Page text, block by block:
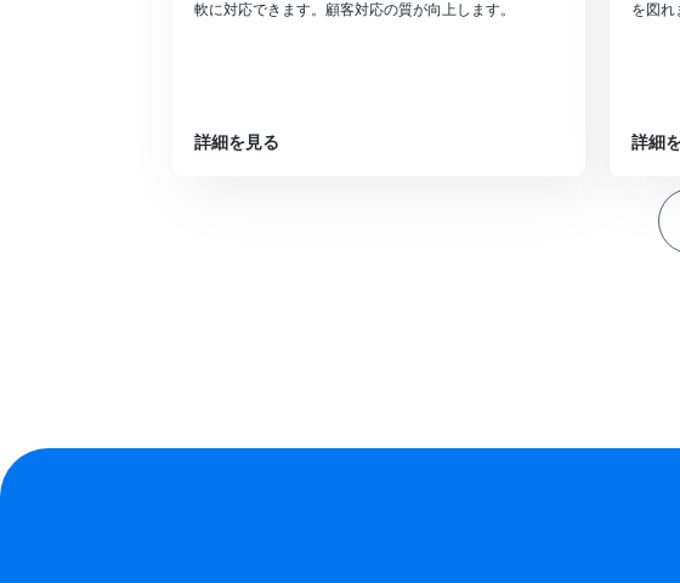
軟に対応できます。顧客対応の質が向上します。
詳細を見る
を図れ
詳細